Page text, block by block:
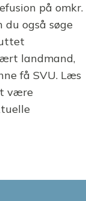
på omkr.
du også søge
landmand,
få SVU. Læs
være